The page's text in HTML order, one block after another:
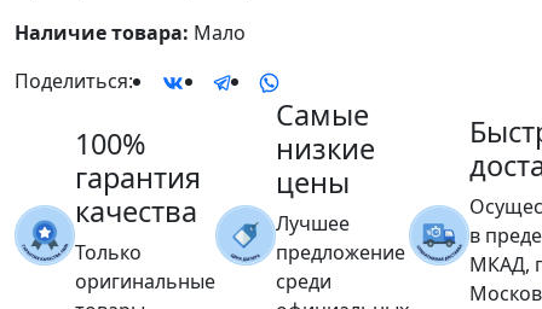
Наличие товара: Мало
Поделиться:
100%
гарантия
качества
Только
оригинальные
Самые
низкие
цены
Лучшее
предложение
среди
в
МКАД,